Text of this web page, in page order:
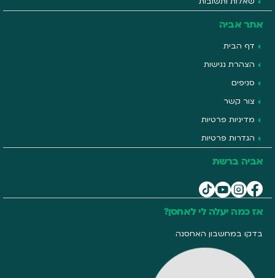
אתר אביה
דף הבית
הצהרת נגישות
סניפים
צור קשר
מדיניות פרטיות
הגדרות פרטיות
אביה ברשת
אז כמה יעלה לי לאחסן?
בדקו במחשבון האחסנה